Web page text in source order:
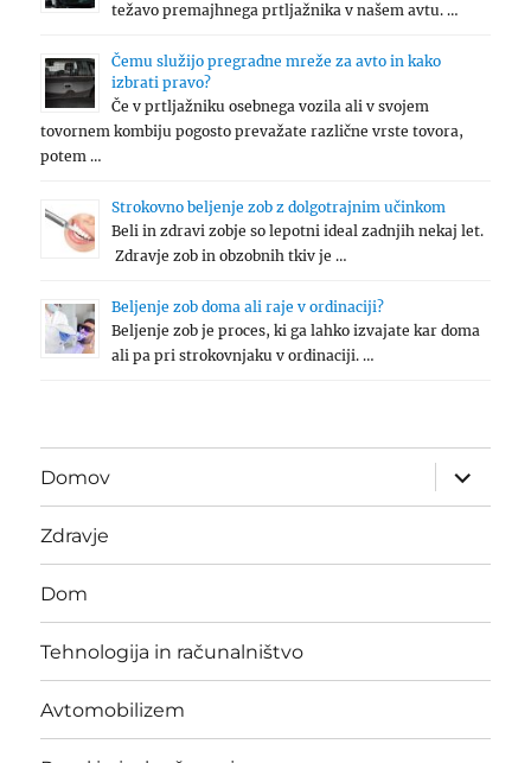
težavo premajhnega prtljažnika v našem avtu. …
Čemu služijo pregradne mreže za avto in kako
izbrati pravo?
Če v prtljažniku osebnega vozila ali v svojem
tovornem kombiju pogosto prevažate različne vrste tovora,
potem …
Strokovno beljenje zob z dolgotrajnim učinkom
Beli in zdravi zobje so lepotni ideal zadnjih nekaj let.
Zdravje zob in obzobnih tkiv je …
Beljenje zob doma ali raje v ordinaciji?
Beljenje zob je proces, ki ga lahko izvajate kar doma
ali pa pri strokovnjaku v ordinaciji. …
Domov
expand
child
menu
Zdravje
Dom
Tehnologija in računalništvo
Avtomobilizem